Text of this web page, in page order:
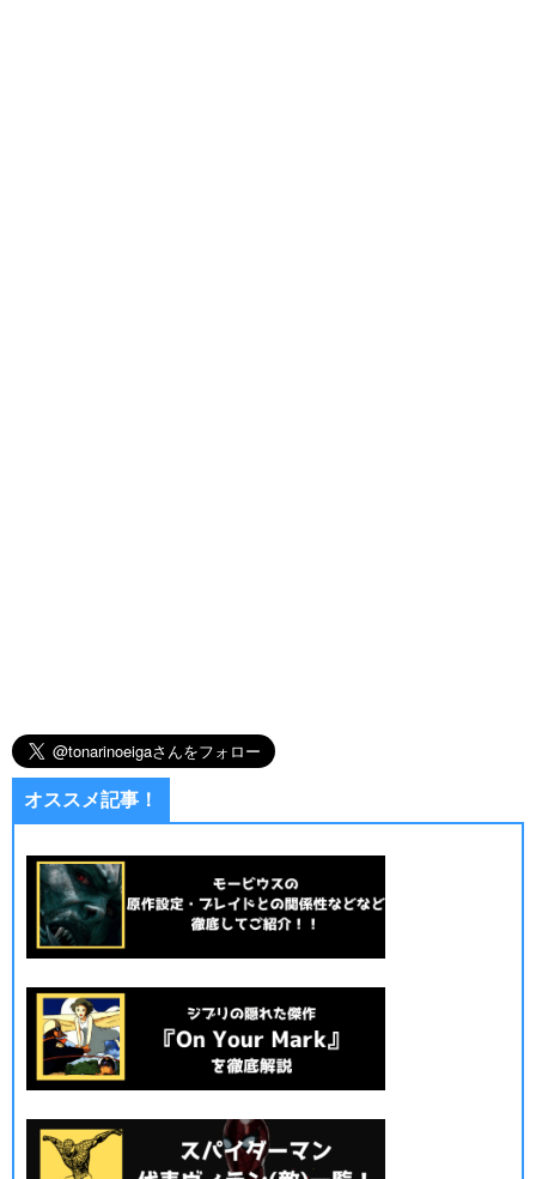
オススメ記事！